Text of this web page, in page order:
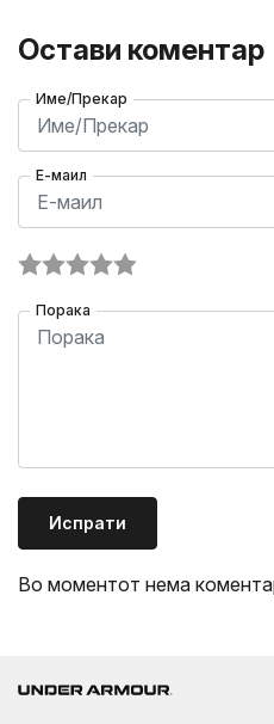
Остави коментар
Име/Прекар
Е-маил
Порака
Испрати
Во моментот нема